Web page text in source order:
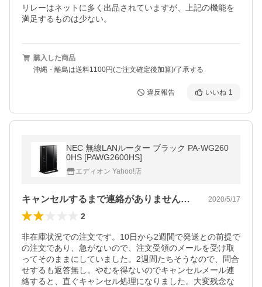
リレーはネットに多く出品されていますが、上記の機能を
満足するものは少ない。
購入した商品
沖縄・離島は送料1100円(ご注文確定後加算)/了承する
違反報告 いいね 1
NEC 無線LANルーター ブラック PA-WG260
0HS [PAWG2600HS]
エディオン Yahoo!店
キャンセルするまで連絡がありませんでした 2020/5/17
2
非在庫状況での注文です。10日から2週間で発送との前提で
の注文であり、急がないので、注文受領のメールを受け取
ってそのままにしていました。2週間たちそうなので、問合
せするも返答無し。やむを得ないのでキャンセルメール連
絡すると、直ぐキャンセル処理になりました。大変残念な